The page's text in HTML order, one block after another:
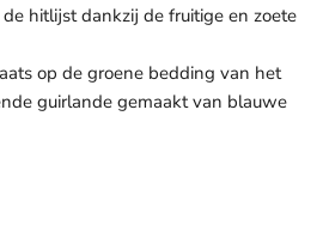
hitlijst dankzij de fruitige en zoete
op de groene bedding van het
guirlande gemaakt van blauwe